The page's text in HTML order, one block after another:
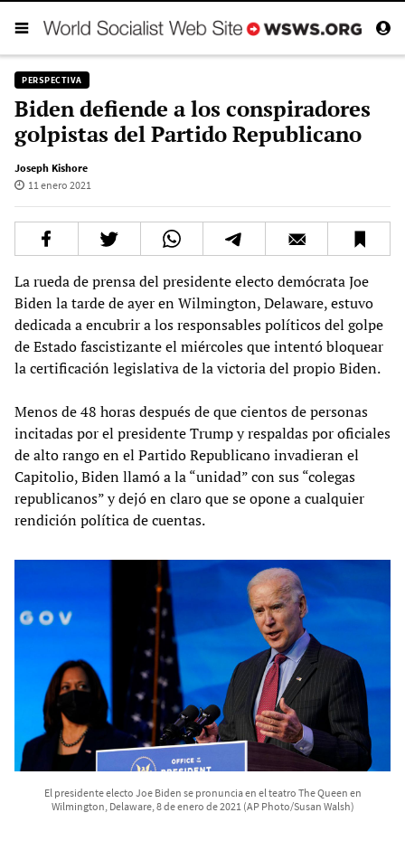
PERSPECTIVA
Biden defiende a los conspiradores
golpistas del Partido Republicano
Joseph Kishore
11 enero 2021
La rueda de prensa del presidente electo demócrata Joe
Biden la tarde de ayer en Wilmington, Delaware, estuvo
dedicada a encubrir a los responsables políticos del golpe
de Estado fascistizante el miércoles que intentó bloquear
la certificación legislativa de la victoria del propio Biden.
Menos de 48 horas después de que cientos de personas
incitadas por el presidente Trump y respaldas por oficiales
de alto rango en el Partido Republicano invadieran el
Capitolio, Biden llamó a la “unidad” con sus “colegas
republicanos” y dejó en claro que se opone a cualquier
rendición política de cuentas.
El presidente electo Joe Biden se pronuncia en el teatro The Queen en
Wilmington, Delaware, 8 de enero de 2021 (AP Photo/Susan Walsh)